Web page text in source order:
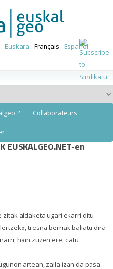
Euskara Français Español
? Collaborateurs
EUSKALGEO.NET-en
aldaketa ugari ekarri ditu
tresna berriak baliatu dira
hain zuzen ere, datu
artean, zaila izan da pasa